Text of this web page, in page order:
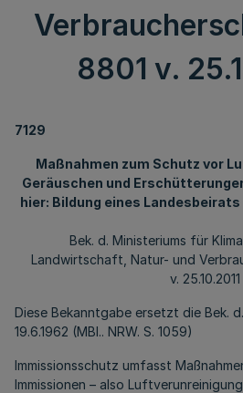
8801 v.
7129
Maßnahmen zum Schutz vor
Geräuschen und
hier: Bildung eines
Bek. d. Ministeriums für
Landwirtschaft, Natur- und
v. 25.10.2011
Diese Bekanntgabe ersetzt die Bek.
19.6.1962 (MBl.. NRW. S. 1059)
Immissionsschutz umfasst
Immissionen – also